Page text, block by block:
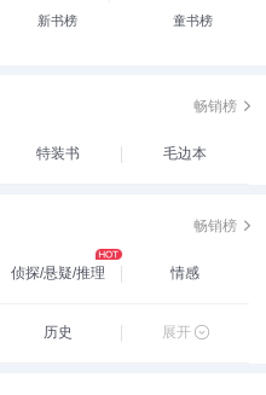
新书榜 童书榜
畅销榜
特装书 毛边本
畅销榜
侦探/悬疑/推理 情感
历史 展开